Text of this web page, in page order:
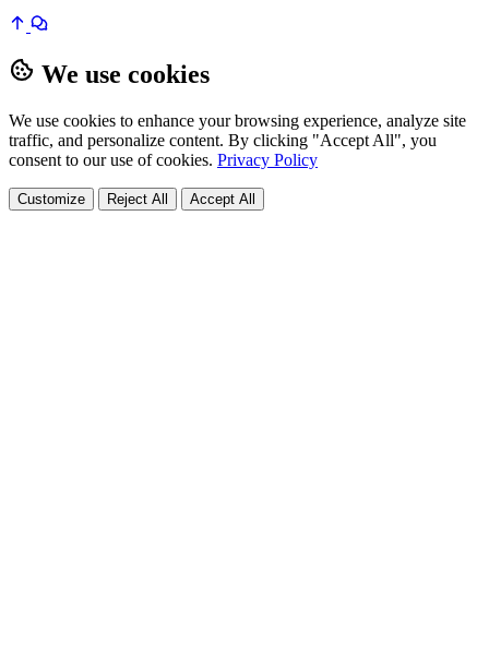
We use cookies
We use cookies to enhance your browsing experience, analyze site
traffic, and personalize content. By clicking "Accept All", you
consent to our use of cookies. Privacy Policy
Customize Reject All Accept All